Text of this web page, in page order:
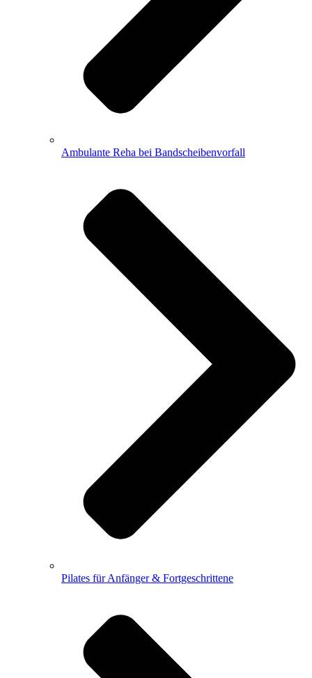
Ambulante Reha bei Bandscheibenvorfall
Pilates für Anfänger & Fortgeschrittene